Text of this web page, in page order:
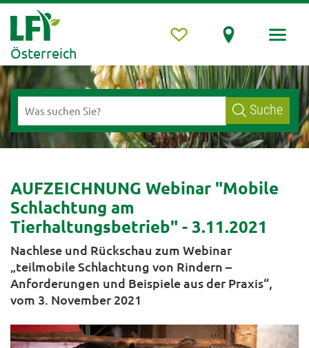
Österreich
Suche
AUFZEICHNUNG Webinar "Mobile
Schlachtung am
Tierhaltungsbetrieb" - 3.11.2021
Nachlese und Rückschau zum Webinar
„teilmobile Schlachtung von Rindern –
Anforderungen und Beispiele aus der Praxis“,
vom 3. November 2021